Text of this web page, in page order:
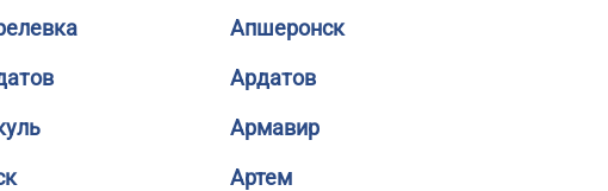
Апшеронск
Ардатов
Армавир
Артем